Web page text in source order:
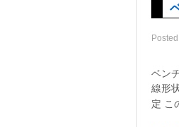
ベン
線形
定 こ